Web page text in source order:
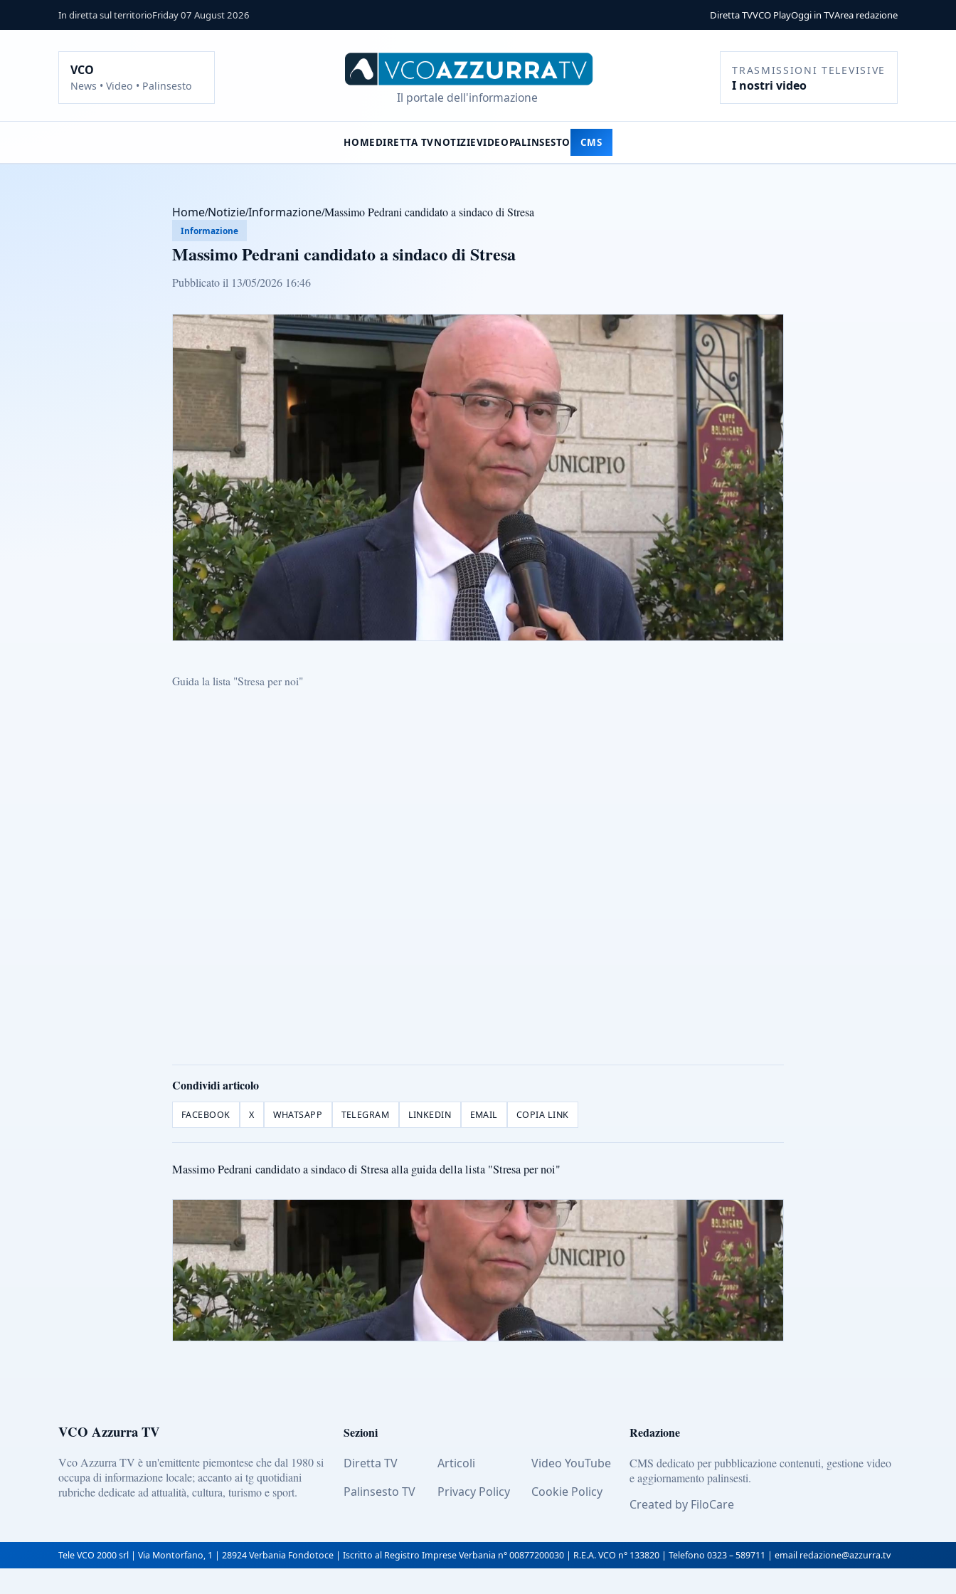
In diretta sul territorioFriday 07 August 2026 Diretta TVVCO PlayOggi in TVArea redazione
VCO
News • Video • Palinsesto
Il portale dell'informazione
TRASMISSIONI TELEVISIVE
I nostri video
HOMEDIRETTA TVNOTIZIEVIDEOPALINSESTO CMS
Home/Notizie/Informazione/Massimo Pedrani candidato a sindaco di Stresa
Informazione
Massimo Pedrani candidato a sindaco di Stresa
Pubblicato il 13/05/2026 16:46
Guida la lista "Stresa per noi"
Condividi articolo
FACEBOOK X WHATSAPP TELEGRAM LINKEDIN EMAIL COPIA LINK
Massimo Pedrani candidato a sindaco di Stresa alla guida della lista "Stresa per noi"
VCO Azzurra TV
Vco Azzurra TV è un'emittente piemontese che dal 1980 si
occupa di informazione locale; accanto ai tg quotidiani
rubriche dedicate ad attualità, cultura, turismo e sport.
Sezioni
Diretta TV Articoli
Video YouTube
Palinsesto TV
Privacy Policy Cookie Policy
Redazione
CMS dedicato per pubblicazione contenuti, gestione video
e aggiornamento palinsesti.
Created by FiloCare
Tele VCO 2000 srl | Via Montorfano, 1 | 28924 Verbania Fondotoce | Iscritto al Registro Imprese Verbania n° 00877200030 | R.E.A. VCO n° 133820 | Telefono 0323 – 589711 | email redazione@azzurra.tv